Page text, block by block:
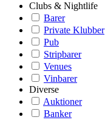
Clubs & Nightlife
Barer
Private Klubber
Pub
Stripbarer
Venues
Vinbarer
Diverse
Auktioner
Banker